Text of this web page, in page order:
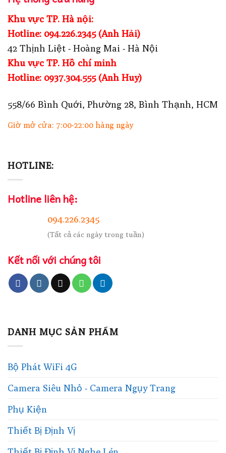
Khu vực TP. Hà nội:
Hotline: 094.226.2345 (Anh Hải)
42 Thịnh Liệt - Hoàng Mai - Hà Nội
Khu vực TP. Hồ chí minh
Hotline: 0937.304.555 (Anh Huy)
558/66 Bình Quới, Phường 28, Bình Thạnh, HCM
Giờ mở cửa: 7:00-22:00 hàng ngày
HOTLINE:
Hotline liên hệ:
094.226.2345
(Tất cả các ngày trong tuần)
Kết nối với chúng tôi
DANH MỤC SẢN PHẨM
Bộ Phát WiFi 4G
Camera Siêu Nhỏ - Camera Ngụy Trang
Phụ Kiện
Thiết Bị Định Vị